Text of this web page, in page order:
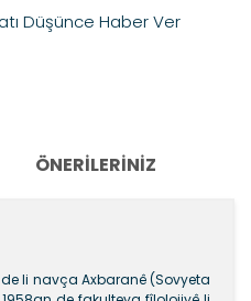
Düşünce Haber Ver
ÖNERILERINIZ
li navça Axbaranê (Sovyeta